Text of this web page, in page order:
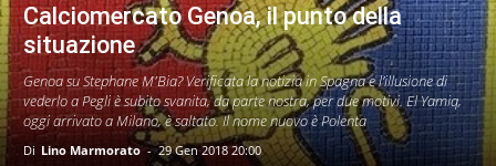
Calciomercato Genoa, il punto della
situazione
Genoa su Stephane M'Bia? Verificata la notizia in Spagna e l’illusione di
vederlo a Pegli è subito svanita, da parte nostra, per due motivi. El Yamiq,
oggi arrivato a Milano, è saltato. Il nome nuovo è Polenta
Di Lino Marmorato - 29 Gen 2018 20:00